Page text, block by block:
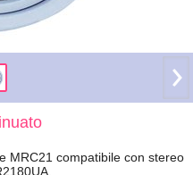
MRC21 compatibile con stereo